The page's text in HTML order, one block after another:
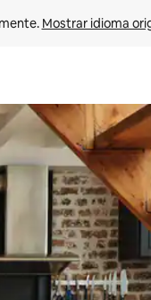
Mostrar idioma